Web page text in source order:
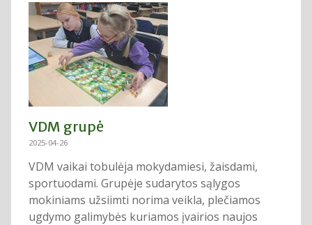
VDM grupė
2025-04-26
VDM vaikai tobulėja mokydamiesi, žaisdami,
sportuodami. Grupėje sudarytos sąlygos
mokiniams užsiimti norima veikla, plečiamos
ugdymo galimybės kuriamos įvairios naujos